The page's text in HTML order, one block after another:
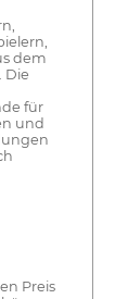
dem
Die
für
und
Preis